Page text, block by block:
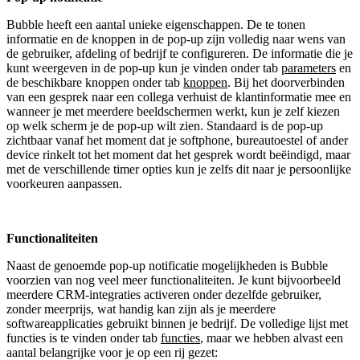
Bubble heeft een aantal unieke eigenschappen. De te tonen
informatie en de knoppen in de pop-up zijn volledig naar wens van
de gebruiker, afdeling of bedrijf te configureren. De informatie die je
kunt weergeven in de pop-up kun je vinden onder tab parameters en
de beschikbare knoppen onder tab knoppen. Bij het doorverbinden
van een gesprek naar een collega verhuist de klantinformatie mee en
wanneer je met meerdere beeldschermen werkt, kun je zelf kiezen
op welk scherm je de pop-up wilt zien. Standaard is de pop-up
zichtbaar vanaf het moment dat je softphone, bureautoestel of ander
device rinkelt tot het moment dat het gesprek wordt beëindigd, maar
met de verschillende timer opties kun je zelfs dit naar je persoonlijke
voorkeuren aanpassen.
Functionaliteiten
Naast de genoemde pop-up notificatie mogelijkheden is Bubble
voorzien van nog veel meer functionaliteiten. Je kunt bijvoorbeeld
meerdere CRM-integraties activeren onder dezelfde gebruiker,
zonder meerprijs, wat handig kan zijn als je meerdere
softwareapplicaties gebruikt binnen je bedrijf. De volledige lijst met
functies is te vinden onder tab functies, maar we hebben alvast een
aantal belangrijke voor je op een rij gezet: